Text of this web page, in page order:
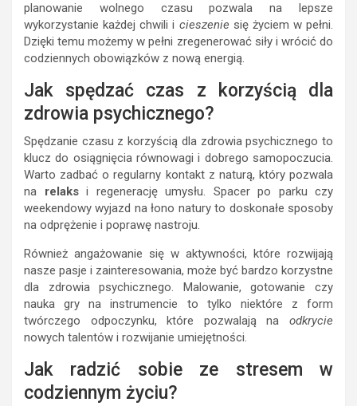
planowanie wolnego czasu pozwala na lepsze
wykorzystanie każdej chwili i cieszenie się życiem w pełni.
Dzięki temu możemy w pełni zregenerować siły i wrócić do
codziennych obowiązków z nową energią.
Jak spędzać czas z korzyścią dla
zdrowia psychicznego?
Spędzanie czasu z korzyścią dla zdrowia psychicznego to
klucz do osiągnięcia równowagi i dobrego samopoczucia.
Warto zadbać o regularny kontakt z naturą, który pozwala
na relaksi regenerację umysłu. Spacer po parku czy
weekendowy wyjazd na łono natury to doskonałe sposoby
na odprężenie i poprawę nastroju.
Również angażowanie się w aktywności, które rozwijają
nasze pasje i zainteresowania, może być bardzo korzystne
dla zdrowia psychicznego. Malowanie, gotowanie czy
nauka gry na instrumencie to tylko niektóre z form
twórczego odpoczynku, które pozwalają na odkrycie
nowych talentów i rozwijanie umiejętności.
Jak radzić sobie ze stresem w
codziennym życiu?